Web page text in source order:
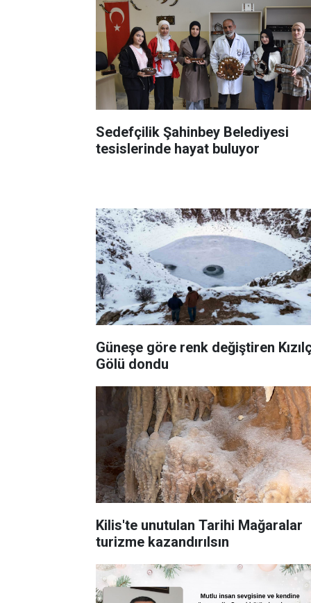
Sedefçilik Şahinbey Belediyesi
tesislerinde hayat buluyor
Güneşe göre renk değiştiren
Gölü dondu
Kilis'te unutulan Tarihi Mağaralar
turizme kazandırılsın